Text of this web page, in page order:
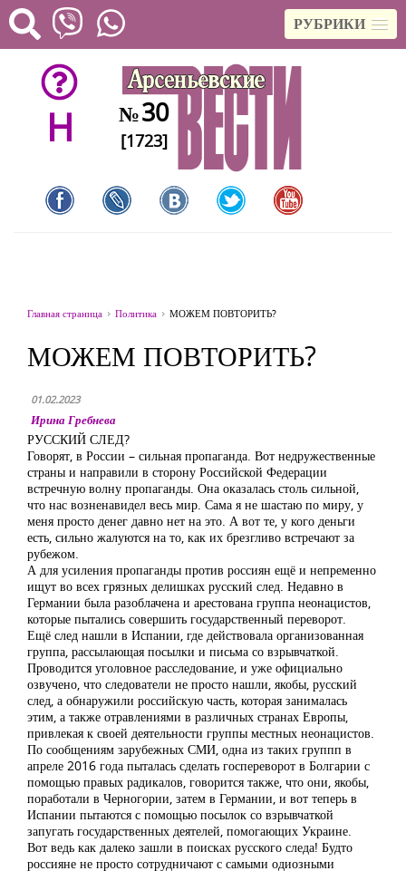
РУБРИКИ
H №30
[1723]
Главная страница Политика МОЖЕМ ПОВТОРИТЬ?
МОЖЕМ ПОВТОРИТЬ?
01.02.2023
Ирина Гребнева
РУССКИЙ СЛЕД?
Говорят, в России – сильная пропаганда. Вот недружественные
страны и направили в сторону Российской Федерации
встречную волну пропаганды. Она оказалась столь сильной,
что нас возненавидел весь мир. Сама я не шастаю по миру, у
меня просто денег давно нет на это. А вот те, у кого деньги
есть, сильно жалуются на то, как их брезгливо встречают за
рубежом.
А для усиления пропаганды против россиян ещё и непременно
ищут во всех грязных делишках русский след. Недавно в
Германии была разоблачена и арестована группа неонацистов,
которые пытались совершить государственный переворот.
Ещё след нашли в Испании, где действовала организованная
группа, рассылающая посылки и письма со взрывчаткой.
Проводится уголовное расследование, и уже официально
озвучено, что следователи не просто нашли, якобы, русский
след, а обнаружили российскую часть, которая занималась
этим, а также отравлениями в различных странах Европы,
привлекая к своей деятельности группы местных неонацистов.
По сообщениям зарубежных СМИ, одна из таких группп в
апреле 2016 года пыталась сделать госпереворот в Болгарии с
помощью правых радикалов, говорится также, что они, якобы,
поработали в Черногории, затем в Германии, и вот теперь в
Испании пытаются с помощью посылок со взрывчаткой
запугать государственных деятелей, помогающих Украине.
Вот ведь как далеко зашли в поисках русского следа! Будто
россияне не просто сотрудничают с самыми одиозными